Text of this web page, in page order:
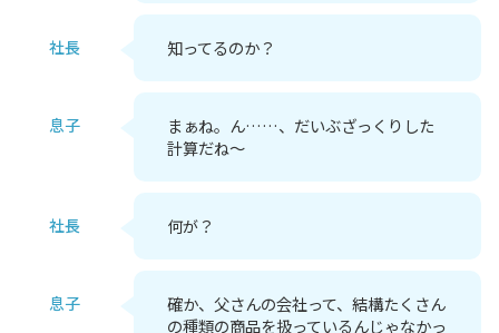
社長 知ってるのか？
息子
まぁね。ん……、だいぶざっくりした
計算だね～
社長 何が？
息子
確か、父さんの会社って、結構たくさん
の種類の商品を扱っているんじゃなかっ